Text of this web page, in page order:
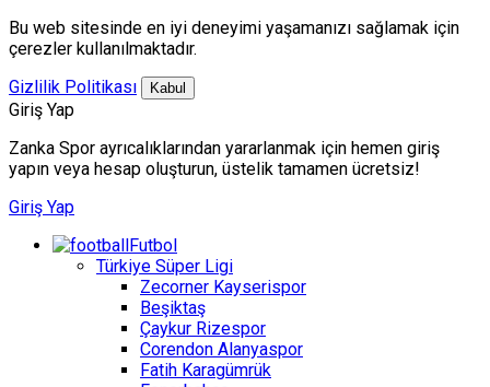
Bu web sitesinde en iyi deneyimi yaşamanızı sağlamak için
çerezler kullanılmaktadır.
Gizlilik Politikası
Kabul
Giriş Yap
Zanka Spor ayrıcalıklarından yararlanmak için hemen giriş
yapın veya hesap oluşturun, üstelik tamamen ücretsiz!
Giriş Yap
Futbol
Türkiye Süper Ligi
Zecorner Kayserispor
Beşiktaş
Çaykur Rizespor
Corendon Alanyaspor
Fatih Karagümrük